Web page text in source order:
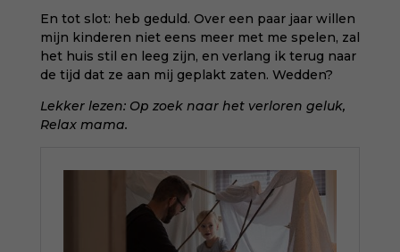
En tot slot: heb geduld. Over een paar jaar willen
mijn kinderen niet eens meer met me spelen, zal
het huis stil en leeg zijn, en verlang ik terug naar
de tijd dat ze aan mij geplakt zaten. Wedden?
Lekker lezen: Op zoek naar het verloren geluk,
Relax mama.